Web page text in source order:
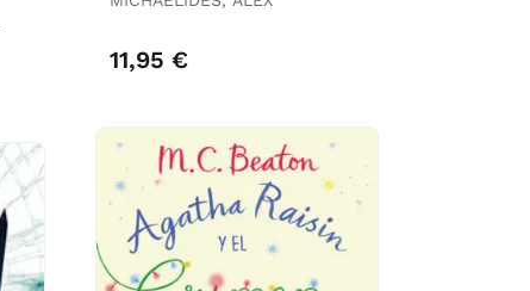
11,95 €